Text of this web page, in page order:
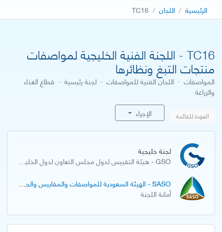
الرئيسية اللجان TC16
TC16 - اللجنة الفنية الخليجية لمواصفات
منتجات التبغ ونظائرها
المواصفات · اللجان الفنية للمواصفات · لجنة رئيسية · قطاع الغذاء
والزراعة
العودة للقائمة الإجراء
لجنة خليجية
GSO - هيئة التقييس لدول مجلس التعاون لدول الخليج العربية
SASO - الهيئة السعودية للمواصفات والمقاييس والجودة
أمانة اللجنة